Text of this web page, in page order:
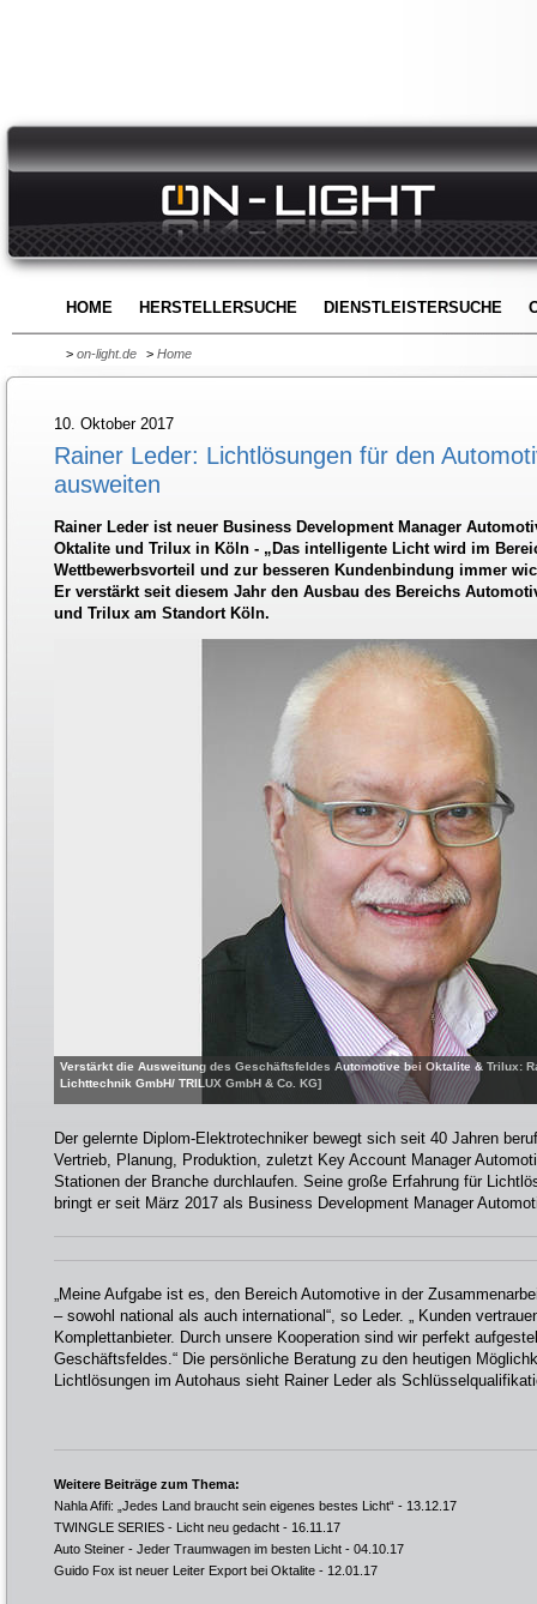
HOME HERSTELLERSUCHE DIENSTLEISTERSUCHE
> on-light.de > Home
10. Oktober 2017
Rainer Leder: Lichtlösungen für den
ausweiten
Rainer Leder ist neuer Business Development Manager
Oktalite und Trilux in Köln - „Das intelligente Licht wird im
Wettbewerbsvorteil und zur besseren Kundenbindung immer
Er verstärkt seit diesem Jahr den Ausbau des Bereichs
und Trilux am Standort Köln.
Verstärkt die Ausweitung des Geschäftsfeldes Automotive bei Oktalite & Trilux:
Lichttechnik GmbH/ TRILUX GmbH & Co. KG]
Der gelernte Diplom-Elektrotechniker bewegt sich seit 40 Jahren
Vertrieb, Planung, Produktion, zuletzt Key Account Manager
Stationen der Branche durchlaufen. Seine große Erfahrung für
bringt er seit März 2017 als Business Development Manager
„Meine Aufgabe ist es, den Bereich Automotive in der
– sowohl national als auch international“, so Leder. „ Kunden
Komplettanbieter. Durch unsere Kooperation sind wir perfekt
Geschäftsfeldes.“ Die persönliche Beratung zu den heutigen
Lichtlösungen im Autohaus sieht Rainer Leder als
Weitere Beiträge zum Thema:
Nahla Afifi: „Jedes Land braucht sein eigenes bestes Licht“ - 13.12.17
TWINGLE SERIES - Licht neu gedacht - 16.11.17
Auto Steiner - Jeder Traumwagen im besten Licht - 04.10.17
Guido Fox ist neuer Leiter Export bei Oktalite - 12.01.17